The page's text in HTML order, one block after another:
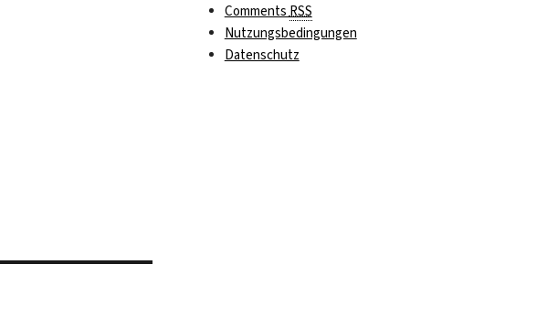
Comments RSS
Nutzungsbedingungen
Datenschutz